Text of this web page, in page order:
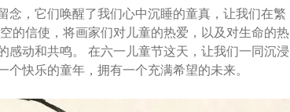
，它们唤醒了我们心中沉睡的童真，让我们在繁
的信使，将画家们对儿童的热爱，以及对生命的热
感动和共鸣。 在六一儿童节这天，让我们一同沉浸
快乐的童年，拥有一个充满希望的未来。